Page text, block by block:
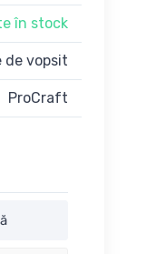
în stock
de vopsit
ProCraft